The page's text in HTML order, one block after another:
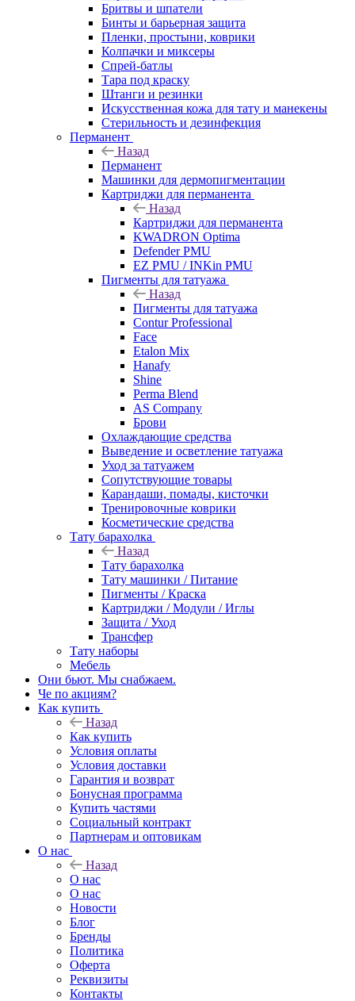
Бритвы и шпатели
Бинты и барьерная защита
Пленки, простыни, коврики
Колпачки и миксеры
Спрей-батлы
Тара под краску
Штанги и резинки
Искусственная кожа для тату и манекены
Стерильность и дезинфекция
Перманент
Назад
Перманент
Машинки для дермопигментации
Картриджи для перманента
Назад
Картриджи для перманента
KWADRON Optima
Defender PMU
EZ PMU / INKin PMU
Пигменты для татуажа
Назад
Пигменты для татуажа
Contur Professional
Face
Etalon Mix
Hanafy
Shine
Perma Blend
AS Company
Брови
Охлаждающие средства
Выведение и осветление татуажа
Уход за татуажем
Сопутствующие товары
Карандаши, помады, кисточки
Тренировочные коврики
Косметические средства
Тату барахолка
Назад
Тату барахолка
Тату машинки / Питание
Пигменты / Краска
Картриджи / Модули / Иглы
Защита / Уход
Трансфер
Тату наборы
Мебель
Они бьют. Мы снабжаем.
Че по акциям?
Как купить
Назад
Как купить
Условия оплаты
Условия доставки
Гарантия и возврат
Бонусная программа
Купить частями
Социальный контракт
Партнерам и оптовикам
О нас
Назад
О нас
О нас
Новости
Блог
Бренды
Политика
Оферта
Реквизиты
Контакты